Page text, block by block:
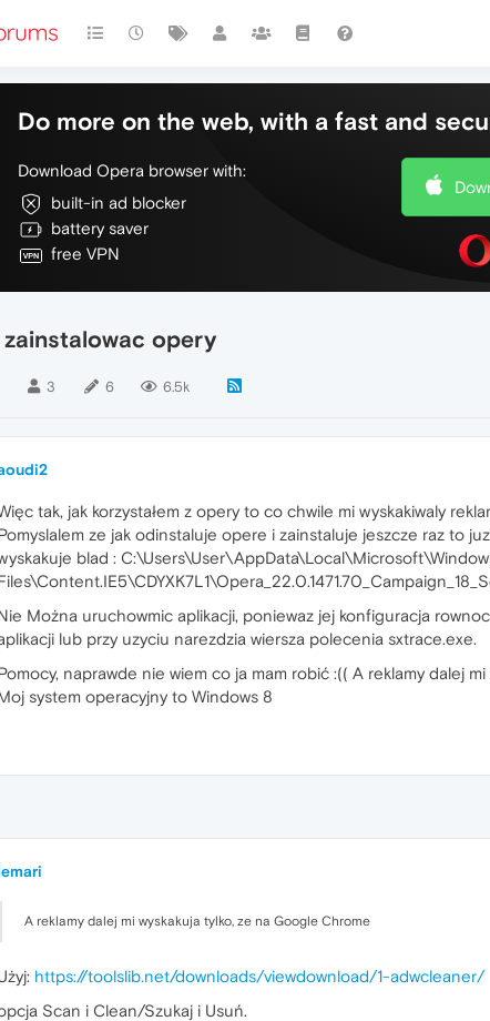
Do more on the web, with a fast and
Download Opera browser with:
built-in ad blocker
battery saver
free VPN
opery
3 6 6.5k
tak, jak korzystałem z opery to co chwile mi wyskakiwaly
ze jak odinstaluje opere i zainstaluje jeszcze raz to
blad :
Można uruchowmic aplikacji, poniewaz jej konfiguracja
lub przy uzyciu narezdzia wiersza polecenia sxtrace.exe.
naprawde nie wiem co ja mam robić :(( A reklamy dalej
system operacyjny to Windows 8
A reklamy dalej mi wyskakuja tylko, ze na Google Chrome
https://toolslib.net/downloads/viewdownload/1-adwcleaner/
Scan i Clean/Szukaj i Usuń.